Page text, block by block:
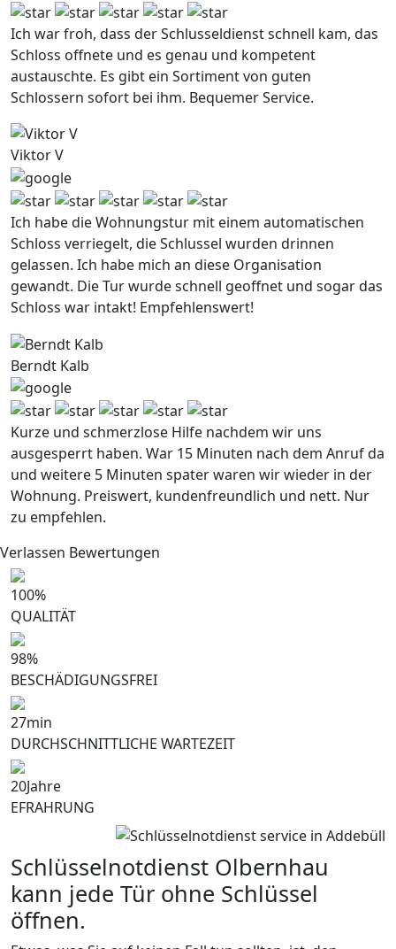
Ich war froh, dass der Schlusseldienst schnell kam, das
Schloss offnete und es genau und kompetent
austauschte. Es gibt ein Sortiment von guten
Schlossern sofort bei ihm. Bequemer Service.
Viktor V
Ich habe die Wohnungstur mit einem automatischen
Schloss verriegelt, die Schlussel wurden drinnen
gelassen. Ich habe mich an diese Organisation
gewandt. Die Tur wurde schnell geoffnet und sogar das
Schloss war intakt! Empfehlenswert!
Berndt Kalb
Kurze und schmerzlose Hilfe nachdem wir uns
ausgesperrt haben. War 15 Minuten nach dem Anruf da
und weitere 5 Minuten spater waren wir wieder in der
Wohnung. Preiswert, kundenfreundlich und nett. Nur
zu empfehlen.
Verlassen Bewertungen
100%
QUALITÄT
98%
BESCHÄDIGUNGSFREI
27min
DURCHSCHNITTLICHE WARTEZEIT
20Jahre
EFRAHRUNG
Schlüsselnotdienst Olbernhau
kann jede Tür ohne Schlüssel
öffnen.